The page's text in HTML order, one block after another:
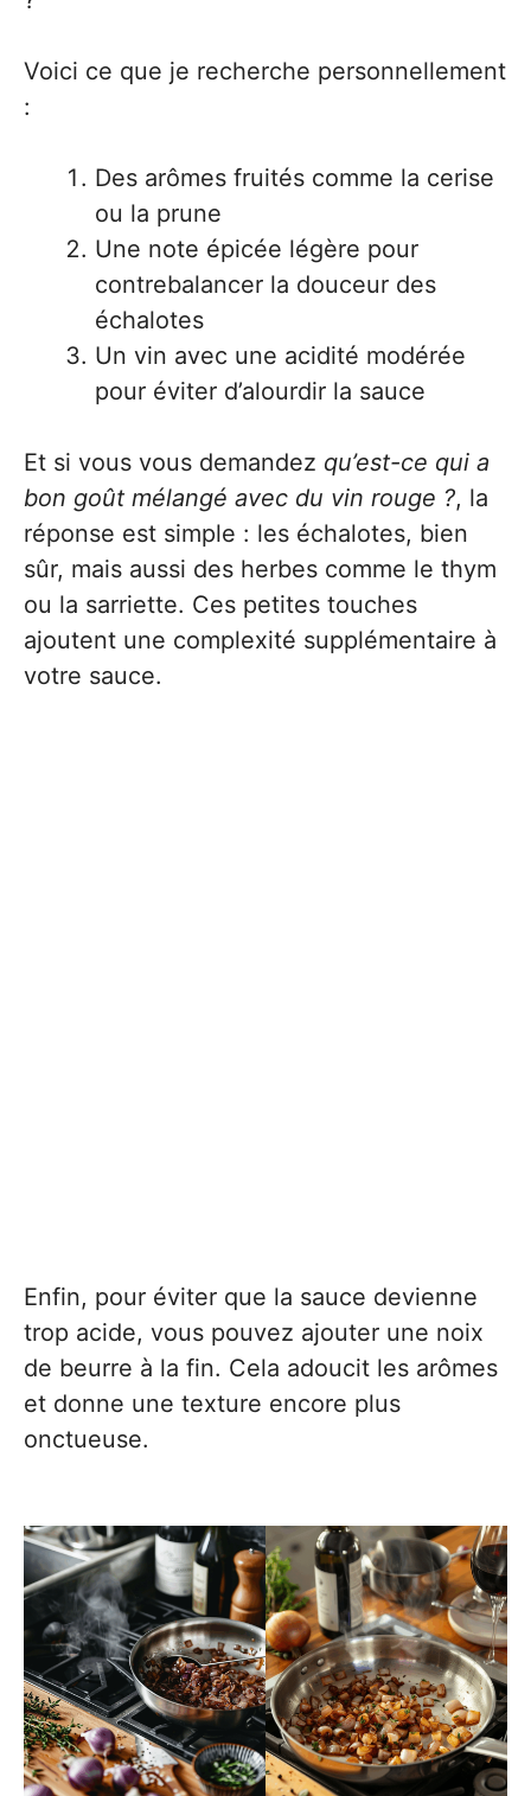
Voici ce que je recherche personnellement
:
Des arômes fruités comme la cerise
ou la prune
Une note épicée légère pour
contrebalancer la douceur des
échalotes
Un vin avec une acidité modérée
pour éviter d’alourdir la sauce
Et si vous vous demandez qu’est-ce qui a
bon goût mélangé avec du vin rouge ?, la
réponse est simple : les échalotes, bien
sûr, mais aussi des herbes comme le thym
ou la sarriette. Ces petites touches
ajoutent une complexité supplémentaire à
votre sauce.
Enfin, pour éviter que la sauce devienne
trop acide, vous pouvez ajouter une noix
de beurre à la fin. Cela adoucit les arômes
et donne une texture encore plus
onctueuse.